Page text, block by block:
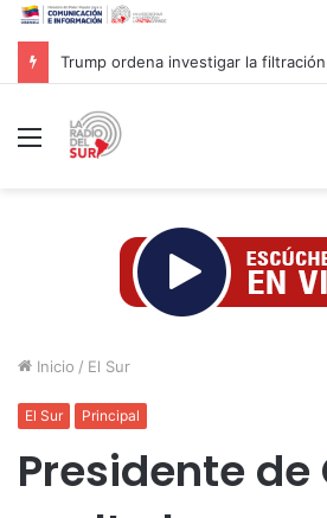
Menú
Inicio / El Sur
El Sur Principal
Presidente de